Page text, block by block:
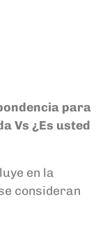
para
Vs ¿Es usted
en la
consideran